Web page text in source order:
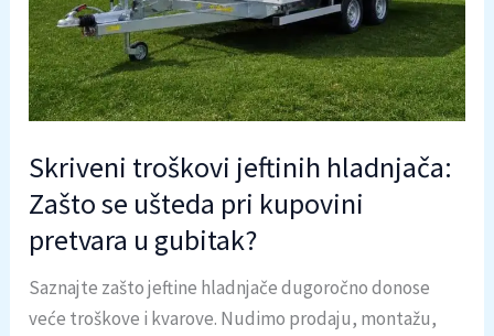
Skriveni troškovi jeftinih hladnjača:
Zašto se ušteda pri kupovini
pretvara u gubitak?
Saznajte zašto jeftine hladnjače dugoročno donose
veće troškove i kvarove. Nudimo prodaju, montažu,